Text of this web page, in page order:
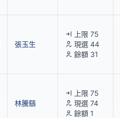
張玉生
上限 75
現選 44
餘額 31
林騰鷂
上限 75
現選 74
餘額 1